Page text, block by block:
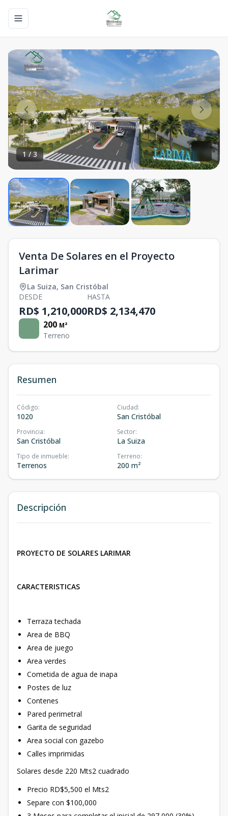
Toggle navigation menu
1 /3
Venta De Solares en el Proyecto
Larimar
La Suiza, San Cristóbal
DESDE
RD$ 1,210,000
HASTA
RD$ 2,134,470
200 M²
Terreno
Resumen
Código:
1020
Ciudad:
San Cristóbal
Provincia:
San Cristóbal
Sector:
La Suiza
Tipo de inmueble:
Terrenos
Terreno:
200 m²
Descripción
PROYECTO DE SOLARES LARIMAR
CARACTERISTICAS
Terraza techada
Area de BBQ
Area de juego
Area verdes
Cometida de agua de inapa
Postes de luz
Contenes
Pared perimetral
Garita de seguridad
Area social con gazebo
Calles imprimidas
Solares desde 220 Mts2 cuadrado
Precio RD$5,500 el Mts2
Separe con $100,000